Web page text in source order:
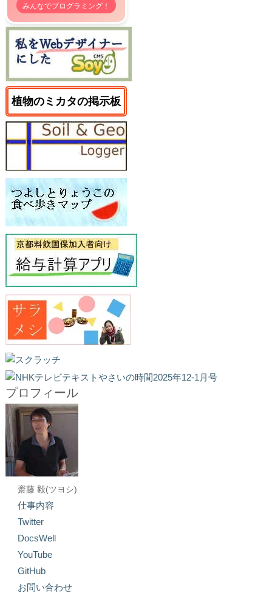
みんなでプログラミング！
植物のミカタの掲示板
プロフィール
齋藤 毅(ツヨシ)
仕事内容
Twitter
DocsWell
YouTube
GitHub
お問い合わせ